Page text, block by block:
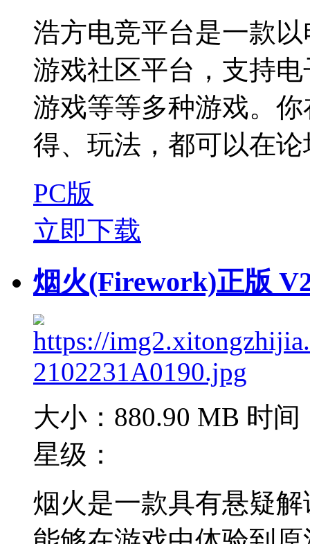
浩方电竞平台是一款
游戏社区平台，支持
游戏等等多种游戏。
得、玩法，都可以在
PC版
立即下载
烟火(Firework)正版
大小：880.90 MB 时间
星级：
烟火是一款具有悬疑